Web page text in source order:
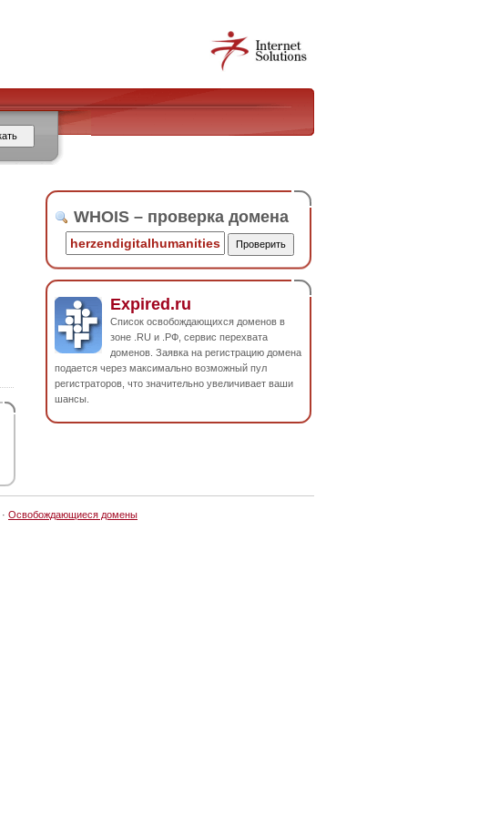
WHOIS – проверка домена
Expired.ru
Список освобождающихся доменов в
зоне .RU и .РФ, сервис перехвата
доменов. Заявка на регистрацию домена
подается через максимально возможный пул
регистраторов, что значительно увеличивает ваши
шансы.
· Освобождающиеся домены